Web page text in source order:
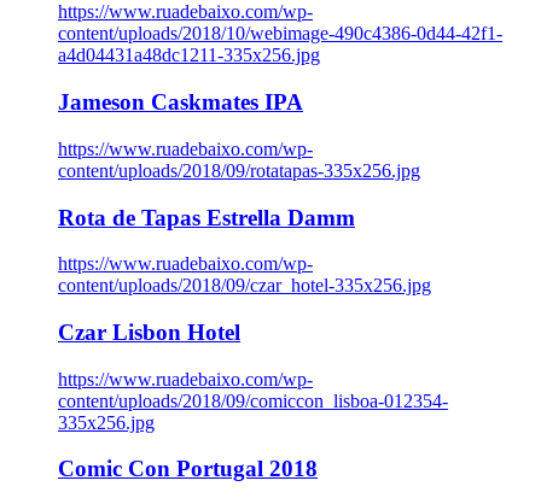
https://www.ruadebaixo.com/wp-
content/uploads/2018/10/webimage-490c4386-0d44-42f1-
a4d04431a48dc1211-335x256.jpg
Jameson Caskmates IPA
https://www.ruadebaixo.com/wp-
content/uploads/2018/09/rotatapas-335x256.jpg
Rota de Tapas Estrella Damm
https://www.ruadebaixo.com/wp-
content/uploads/2018/09/czar_hotel-335x256.jpg
Czar Lisbon Hotel
https://www.ruadebaixo.com/wp-
content/uploads/2018/09/comiccon_lisboa-012354-
335x256.jpg
Comic Con Portugal 2018